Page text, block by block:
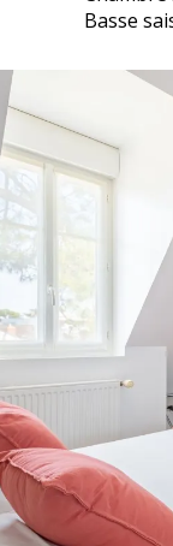
Basse